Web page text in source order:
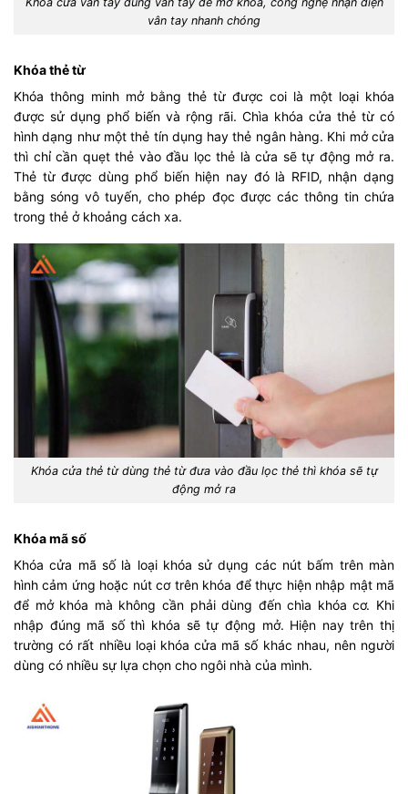
vân tay nhanh chóng
Khóa thẻ từ
Khóa thông minh mở bằng thẻ từ được coi là một loại khóa
được sử dụng phổ biến và rộng rãi. Chìa khóa cửa thẻ từ có
hình dạng như một thẻ tín dụng hay thẻ ngân hàng. Khi mở cửa
thì chỉ cần quẹt thẻ vào đầu lọc thẻ là cửa sẽ tự động mở ra.
Thẻ từ được dùng phổ biến hiện nay đó là RFID, nhận dạng
bằng sóng vô tuyến, cho phép đọc được các thông tin chứa
trong thẻ ở khoảng cách xa.
Khóa cửa thẻ từ dùng thẻ từ đưa vào đầu lọc thẻ thì khóa sẽ tự
động mở ra
Khóa mã số
Khóa cửa mã số là loại khóa sử dụng các nút bấm trên màn
hình cảm ứng hoặc nút cơ trên khóa để thực hiện nhập mật mã
để mở khóa mà không cần phải dùng đến chìa khóa cơ. Khi
nhập đúng mã số thì khóa sẽ tự động mở. Hiện nay trên thị
trường có rất nhiều loại khóa cửa mã số khác nhau, nên người
dùng có nhiều sự lựa chọn cho ngôi nhà của mình.